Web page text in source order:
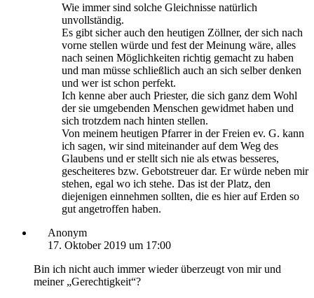
Wie immer sind solche Gleichnisse natürlich
unvollständig.
Es gibt sicher auch den heutigen Zöllner, der sich nach
vorne stellen würde und fest der Meinung wäre, alles
nach seinen Möglichkeiten richtig gemacht zu haben
und man müsse schließlich auch an sich selber denken
und wer ist schon perfekt.
Ich kenne aber auch Priester, die sich ganz dem Wohl
der sie umgebenden Menschen gewidmet haben und
sich trotzdem nach hinten stellen.
Von meinem heutigen Pfarrer in der Freien ev. G. kann
ich sagen, wir sind miteinander auf dem Weg des
Glaubens und er stellt sich nie als etwas besseres,
gescheiteres bzw. Gebotstreuer dar. Er würde neben mir
stehen, egal wo ich stehe. Das ist der Platz, den
diejenigen einnehmen sollten, die es hier auf Erden so
gut angetroffen haben.
Anonym
17. Oktober 2019 um 17:00
Bin ich nicht auch immer wieder überzeugt von mir und
meiner „Gerechtigkeit“?